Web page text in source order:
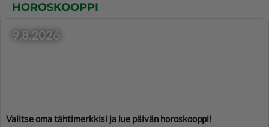
HOROSKOOPPI
9.8.2026
Valitse oma tähtimerkkisi ja lue päivän horoskooppi!